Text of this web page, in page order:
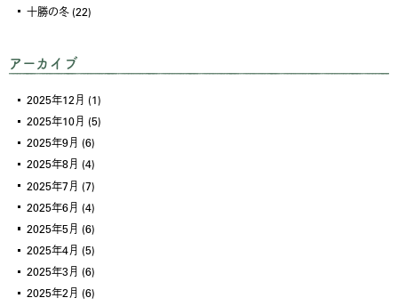
十勝の冬 (22)
アーカイブ
2025年12月 (1)
2025年10月 (5)
2025年9月 (6)
2025年8月 (4)
2025年7月 (7)
2025年6月 (4)
2025年5月 (6)
2025年4月 (5)
2025年3月 (6)
2025年2月 (6)